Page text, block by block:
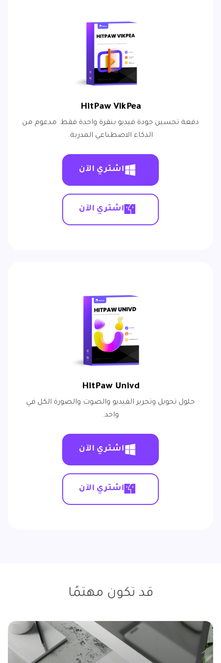
HitPaw VikPea
دفعة تحسين جودة فيديو بنقرة واحدة فقط. مدعوم من
الذكاء الاصطناعي المدربة.
اشتري الآن
اشتري الآن
HitPaw Univd
حلول تحويل وتحرير الفيديو والصوت والصورة الكل في
واحد.
اشتري الآن
اشتري الآن
قد تكون مهتمًا